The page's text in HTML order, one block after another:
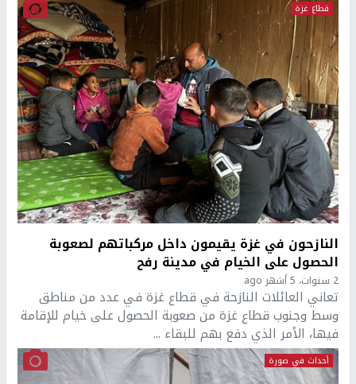
قطاع غزة
النازحون في غزة يقيمون داخل مركباتهم لصعوبة
الحصول على الخيام في مدينة رفح
2 سنوات، 5 أشهر ago
تعاني العائلات النازحة في قطاع غزة في عدد من مناطق
وسط وجنوب قطاع غزة من صعوبة الحصول على خيام للإقامة
فيها، الأمر الذي دفع بهم للبقاء ...
أحداث في صورة